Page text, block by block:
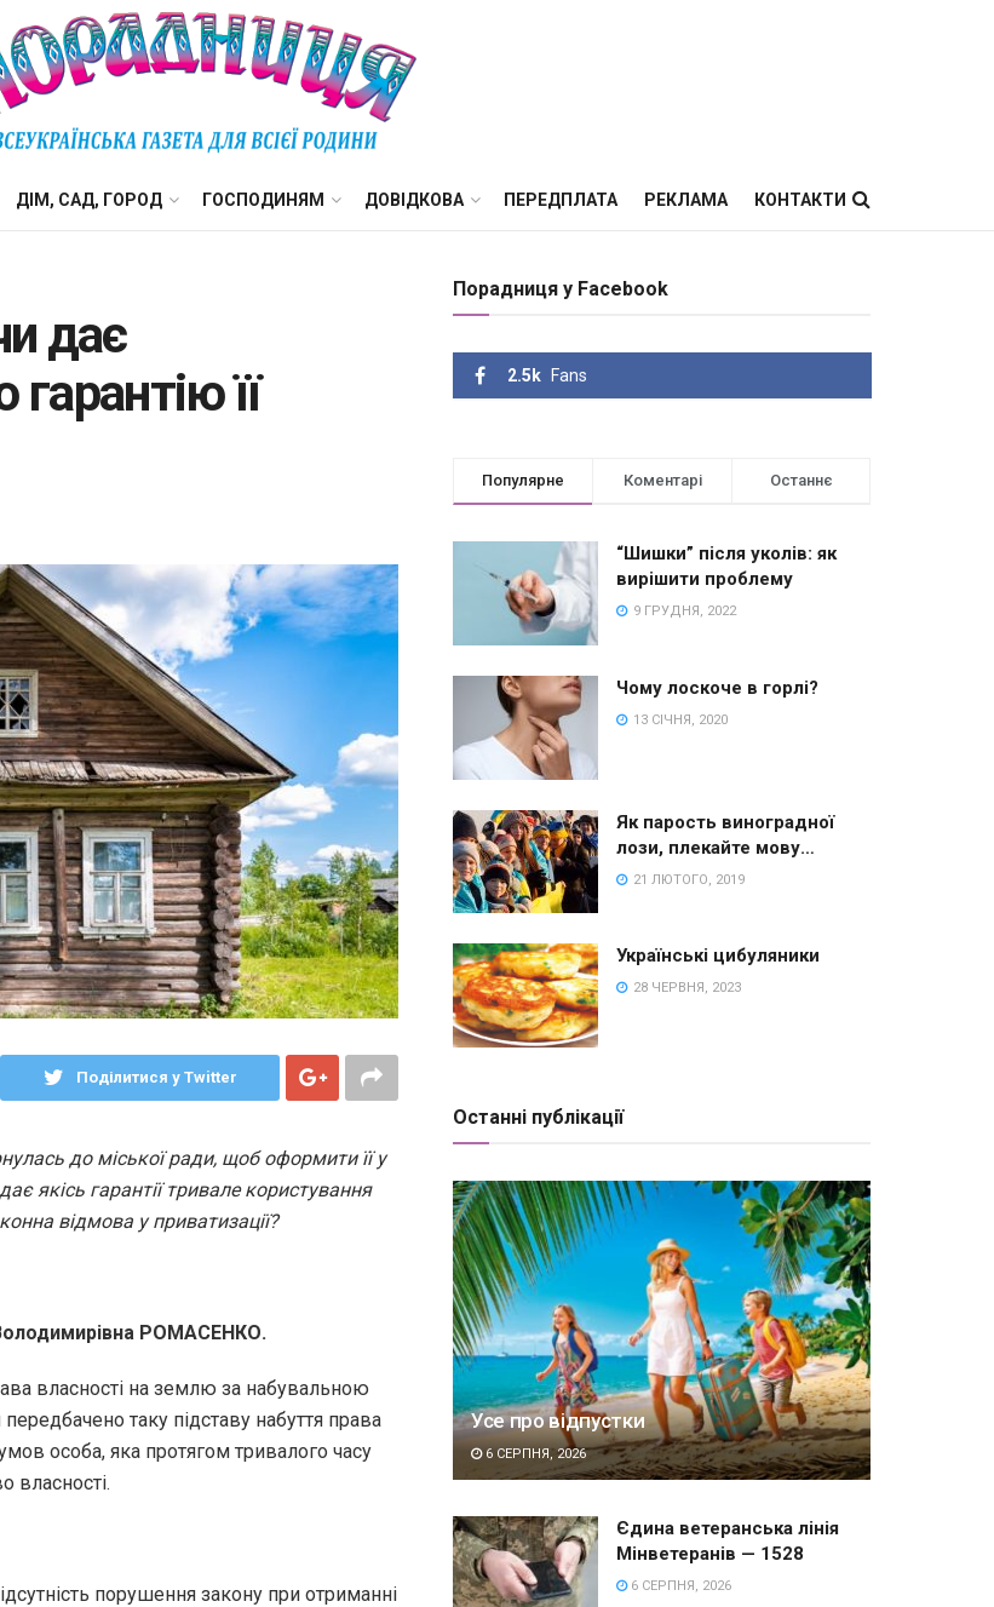
ДІМ, САД, ГОРОД ГОСПОДИНЯМ ДОВІДКОВА ПЕРЕДПЛАТА РЕКЛАМА КОНТАКТИ
дає
її
Поділитися у Twitter
до міської ради, щоб оформити її у
якісь гарантії тривале користування
відмова у приватизації?
РОМАСЕНКО.
власності на землю за набувальною
таку підставу набуття права
особа, яка протягом тривалого часу
власності.
порушення закону при отриманні
Порадниця у Facebook
2.5k Fans
Популярне Коментарі Останнє
“Шишки” після уколів: як
вирішити проблему
9 ГРУДНЯ, 2022
Чому лоскоче в горлі?
13 СІЧНЯ, 2020
Як парость виноградної
лози, плекайте мову…
21 ЛЮТОГО, 2019
Українські цибуляники
28 ЧЕРВНЯ, 2023
Останні публікації
Усе про відпустки
6 СЕРПНЯ, 2026
Єдина ветеранська лінія
Мінветеранів — 1528
6 СЕРПНЯ, 2026